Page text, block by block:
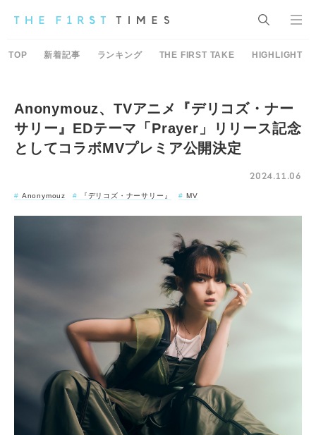
TOP 新着記事 ランキング THE FIRST TAKE HIGHLIGHT
Anonymouz、TVアニメ『デリコズ・ナー
サリー』EDテーマ「Prayer」リリース記念
としてコラボMVプレミア公開決定
2024.11.06
Anonymouz 『デリコズ・ナーサリー』 MV